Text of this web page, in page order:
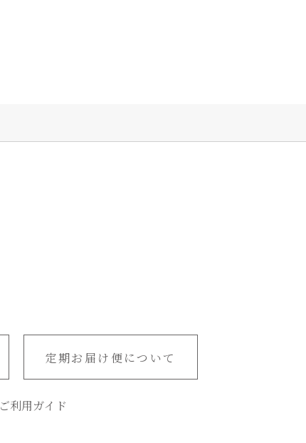
定期お届け便について
ご利用ガイド